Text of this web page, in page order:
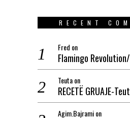
RECENT
Fred on
Flamingo
Teutaon
RECETË GRUAJE-
Agim.Bajramion